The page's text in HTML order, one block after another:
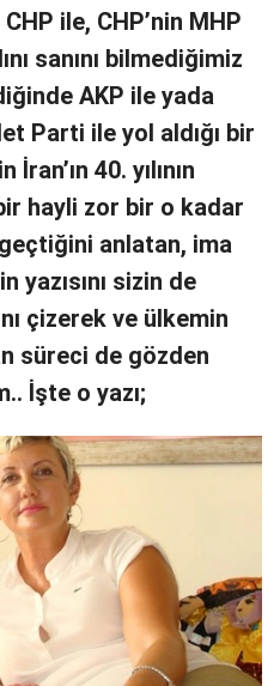
ile, CHP’nin MHP
sanını bilmediğimiz
AKP ile yada
Parti ile yol aldığı bir
40. yılının
hayli zor bir o kadar
anlatan, ima
yazısını sizin de
çizerek ve ülkemin
süreci de gözden
İşte o yazı;